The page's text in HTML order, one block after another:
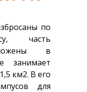
по
часть
в
занимает
км2. В его
для